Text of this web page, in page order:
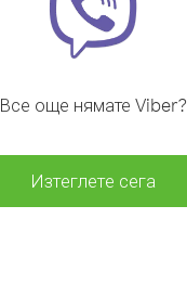
Все още нямате Viber?
Изтеглете сега